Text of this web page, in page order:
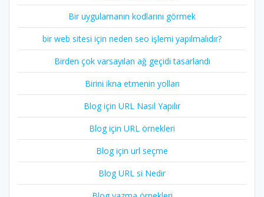
Bir uygulamanın kodlarını görmek
bir web sitesi için neden seo işlemi yapılmalıdır?
Birden çok varsayılan ağ geçidi tasarlandı
Birini ikna etmenin yolları
Blog için URL Nasıl Yapılır
Blog için URL örnekleri
Blog için url seçme
Blog URL si Nedir